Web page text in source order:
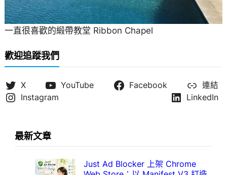
一直很喜歡的緞帶教堂 Ribbon Chapel
歡迎追蹤我們
X YouTube Facebook
連結
Instagram
LinkedIn
最新文章
Just Ad Blocker 上架 Chrome